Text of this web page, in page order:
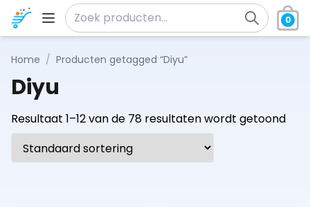
Ga naar de inhoud
Zoeken naar:
0
Home / Producten getagged “Diyu”
Diyu
Resultaat 1–12 van de 78 resultaten wordt getoond